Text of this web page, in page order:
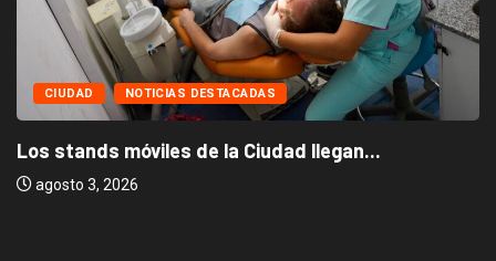
CIUDAD NOTICIAS DESTACADAS
Los stands móviles de la Ciudad llegan...
agosto 3, 2026